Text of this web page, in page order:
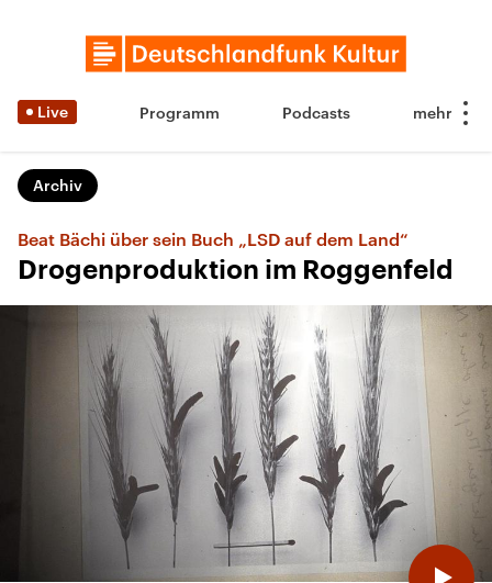
Live Programm Podcasts
Archiv
Beat Bächi über sein Buch „LSD auf dem Land“
Drogenproduktion im Roggenfeld